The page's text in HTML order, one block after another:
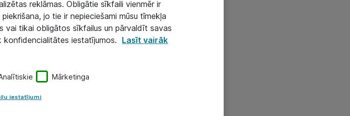
reklāmas. Obligātie sīkfaili vienmēr ir
jo tie ir nepieciešami mūsu tīmekļa
vai tikai obligātos sīkfailus un pārvaldīt savas
iestatījumos. Lasīt vairāk
Mārketinga
iestatījumi